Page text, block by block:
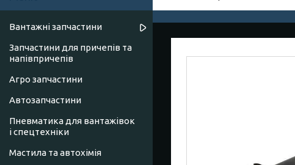
Вантажні запчастини
Запчастини для причепів та
напівпричепів
Агро запчастини
Автозапчастини
Пневматика для вантажівок
і спецтехніки
Мастила та автохімія